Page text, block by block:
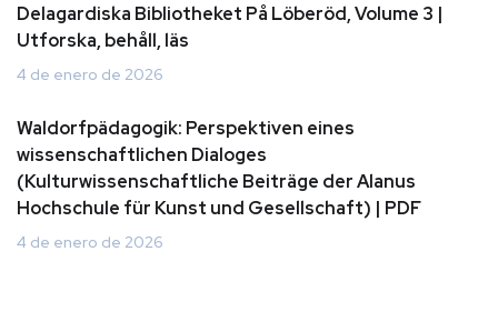
Delagardiska Bibliotheket På Löberöd, Volume 3 |
Utforska, behåll, läs
4 de enero de 2026
Waldorfpädagogik: Perspektiven eines
wissenschaftlichen Dialoges
(Kulturwissenschaftliche Beiträge der Alanus
Hochschule für Kunst und Gesellschaft) | PDF
4 de enero de 2026